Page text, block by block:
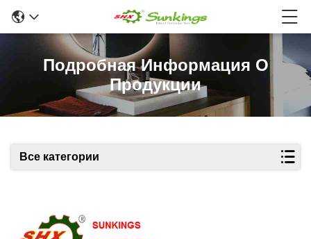
Подробная Информация О
Продукции
Все категории